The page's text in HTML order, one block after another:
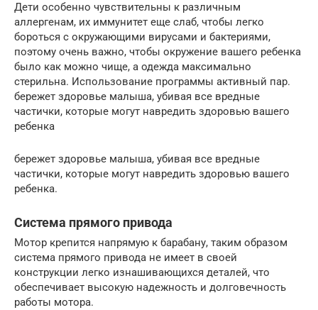
Дети особенно чувствительны к различным
аллергенам, их иммунитет еще слаб, чтобы легко
бороться с окружающими вирусами и бактериями,
поэтому очень важно, чтобы окружение вашего ребенка
было как можно чище, а одежда максимально
стерильна. Использование программы активный пар.
бережет здоровье малыша, убивая все вредные
частички, которые могут навредить здоровью вашего
ребенка
бережет здоровье малыша, убивая все вредные
частички, которые могут навредить здоровью вашего
ребенка.
Система прямого привода
Мотор крепится напрямую к барабану, таким образом
система прямого привода не имеет в своей
конструкции легко изнашивающихся деталей, что
обеспечивает высокую надежность и долговечность
работы мотора.